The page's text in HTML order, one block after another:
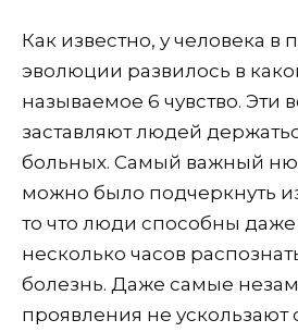
Как известно, у человека в
эволюции развилось в
называемое 6 чувство. Эти
заставляют людей
больных. Самый важный
можно было подчеркнуть
то что люди способны даже
несколько часов
болезнь. Даже самые
проявления не ускользают